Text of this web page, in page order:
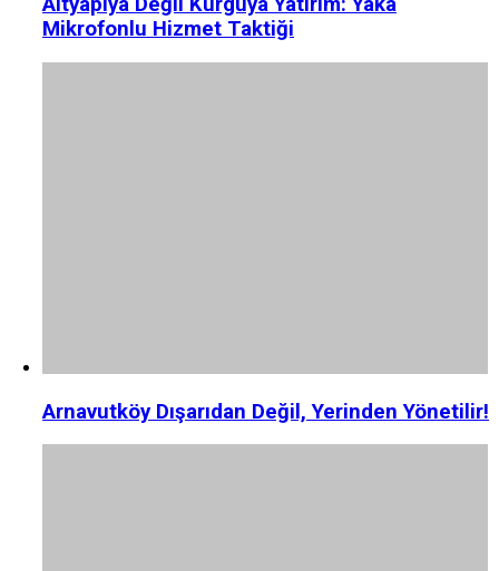
Mikrofonlu Hizmet Taktiği
Arnavutköy Dışarıdan Değil, Yerinden Yönetilir!